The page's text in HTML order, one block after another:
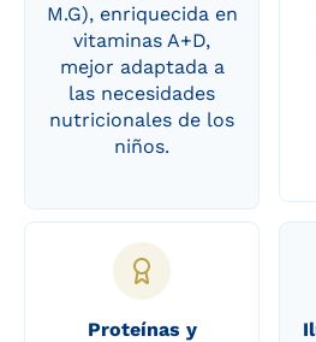
M.G), enriquecida en
vitaminas A+D,
mejor adaptada a
las necesidades
nutricionales de los
niños.
Proteínas y